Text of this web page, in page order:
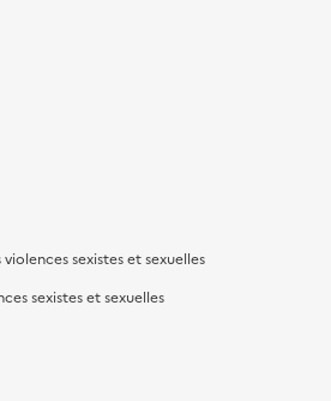
sexistes et sexuelles
sexistes et sexuelles